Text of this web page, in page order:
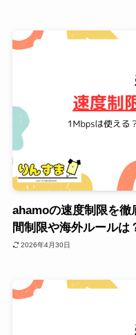
ahamoの速度制限を徹
間制限や海外ルールは
2026年4月30日